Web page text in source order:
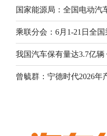
曾毓群：宁德时代2026年